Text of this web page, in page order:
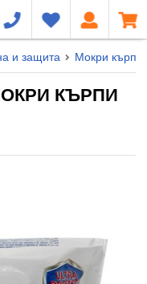
и защита Мокри кърпи
КЪРПИ